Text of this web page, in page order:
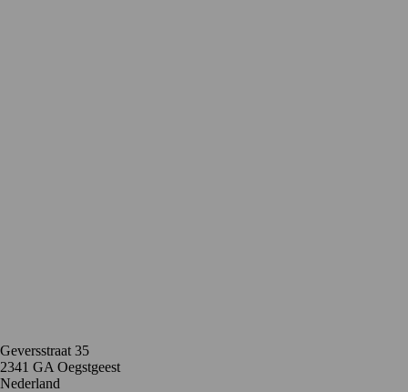
Geversstraat 35
2341 GA Oegstgeest
Nederland